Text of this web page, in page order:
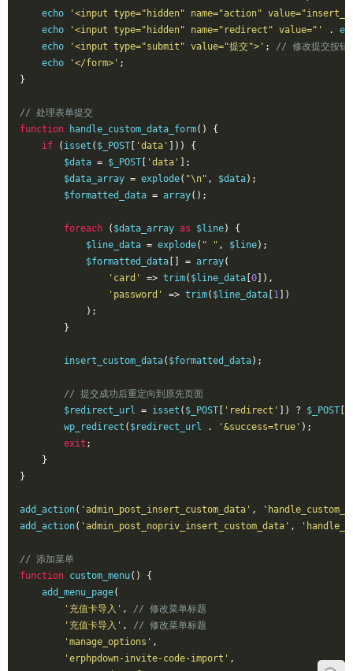
    echo
'<input type="hidden" name="action"
    echo
'<input type="hidden" name="redirect" value="' .
    echo
'<input type="submit" value="提交">' ;
// 修改提交按钮
    echo
'</form>' ;
}
// 处理表单提交
function handle_custom_data_form()
{
if
( isset ( $_POST 'data' ]))
{
        $data
= $_POST 'data'
];
        $data_array
= explode( "\n" , $data);
        $formatted_data
= array();
foreach ( $data_array as $line)
{
            $line_data
= explode( " " , $line);
            $formatted_data
= array(
'card'
=> trim( $line_data 0 ]),
'password'
=> trim( $line_data 1 ])
);
}
        insert_custom_data
( $formatted_data);
// 提交成功后重定向到原先页面
        $redirect_url
= isset ( $_POST 'redirect' ]) ? $_POST
        wp_redirect
( $redirect_url . '&success=true' );
exit ;
}
}
add_action( 'admin_post_insert_custom_data' ,
add_action( 'admin_post_nopriv_insert_custom_data' ,
// 添加菜单
function custom_menu()
{
    add_menu_page
(
'充值卡导入' ,
// 修改菜单标题
'充值卡导入' ,
// 修改菜单标题
'manage_options' ,
'erphpdown-invite-code-import' ,